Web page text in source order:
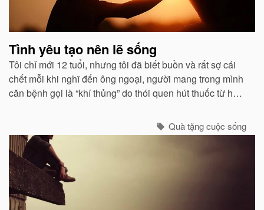
Tình yêu tạo nên lẽ sống
Tôi chỉ mới 12 tuổi, nhưng tôi đã biết buồn và rất sợ cái
chết mỗi khi nghĩ đến ông ngoại, người mang trong mình
căn bệnh gọi là “khí thủng” do thói quen hút thuốc từ hồi
Quà tặng cuộc sống